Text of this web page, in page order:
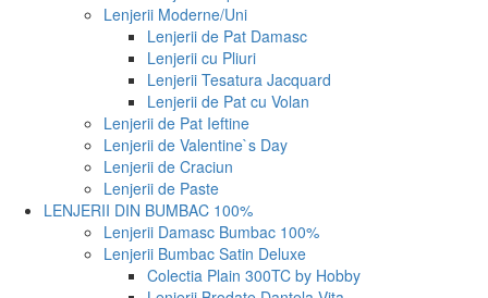
Lenjerii Moderne/Uni
Lenjerii de Pat Damasc
Lenjerii cu Pliuri
Lenjerii Tesatura Jacquard
Lenjerii de Pat cu Volan
Lenjerii de Pat Ieftine
Lenjerii de Valentine`s Day
Lenjerii de Craciun
Lenjerii de Paste
LENJERII DIN BUMBAC 100%
Lenjerii Damasc Bumbac 100%
Lenjerii Bumbac Satin Deluxe
Colectia Plain 300TC by Hobby